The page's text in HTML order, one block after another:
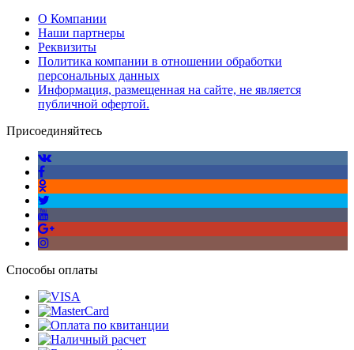
О Компании
Наши партнеры
Реквизиты
Политика компании в отношении обработки
персональных данных
Информация, размещенная на сайте, не является
публичной офертой.
Присоединяйтесь
Способы оплаты